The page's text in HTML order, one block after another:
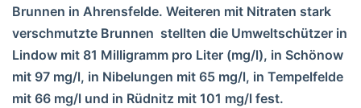
Brunnen in Ahrensfelde. Weiteren mit Nitraten stark
verschmutzte Brunnen stellten die Umweltschützer in
Lindow mit 81 Milligramm pro Liter (mg/l), in Schönow
mit 97 mg/l, in Nibelungen mit 65 mg/l, in Tempelfelde
mit 66 mg/l und in Rüdnitz mit 101 mg/l fest.